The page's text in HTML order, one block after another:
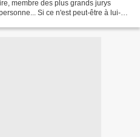
membre des plus grands jurys
Si ce n'est peut-être à lui-